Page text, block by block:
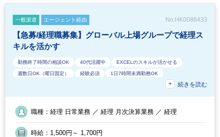
一般派遣 エージェント経由 No.HK0086433
【急募/経理職募集】グローバル上場グループで経理ス
キルを活かす
勤務終了時間の相談OK 40代活躍中 EXCELのスキルが活かせる
週数日OK（曜日固定） 経験必須 1日7時間未満勤務OK
外国人がいるグローバルなオフィス
フルタイム オフィスカジュアルOK 50代活躍中 外資系企業
フリーアドレス
週数日OK（出勤日数相談可能）
定時早め 英語力不要 土日祝休み
続きを読む
職種：経理 日常業務 ／ 経理 月次決算業務 ／ 経理
時給：1,500円～ 1,700円